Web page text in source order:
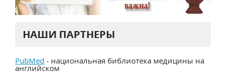
НАШИ ПАРТНЕРЫ
PubMed - национальная библиотека медицины на
английском